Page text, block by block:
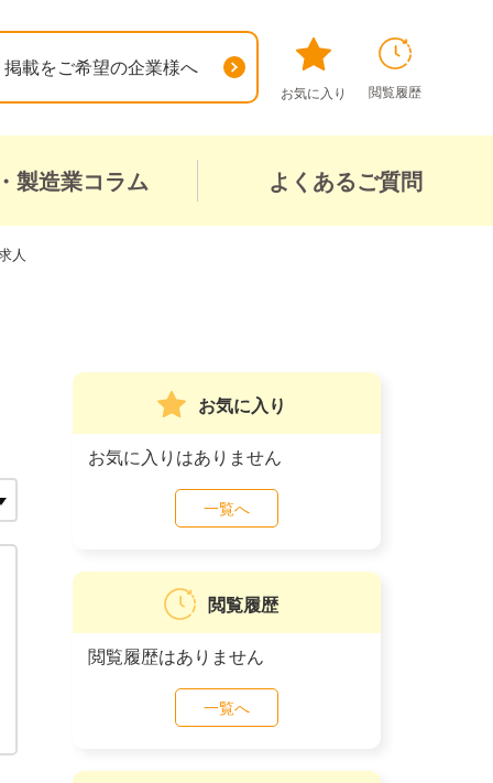
掲載をご希望の企業様へ
お気に入り 閲覧履歴
製造業コラム よくあるご質問
人
お気に入り
お気に入りはありません
一覧へ
閲覧履歴
閲覧履歴はありません
一覧へ